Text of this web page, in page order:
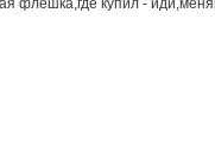
флешка,где купил -